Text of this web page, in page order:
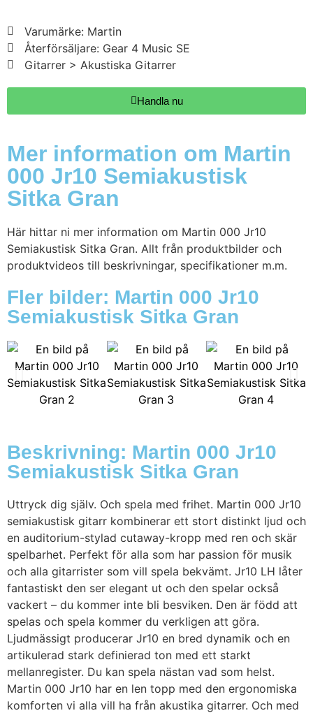
Varumärke: Martin
Återförsäljare: Gear 4 Music SE
Gitarrer > Akustiska Gitarrer
Handla nu
Mer information om Martin
000 Jr10 Semiakustisk
Sitka Gran
Här hittar ni mer information om Martin 000 Jr10
Semiakustisk Sitka Gran. Allt från produktbilder och
produktvideos till beskrivningar, specifikationer m.m.
Fler bilder: Martin 000 Jr10
Semiakustisk Sitka Gran
Beskrivning: Martin 000 Jr10
Semiakustisk Sitka Gran
Uttryck dig själv. Och spela med frihet. Martin 000 Jr10
semiakustisk gitarr kombinerar ett stort distinkt ljud och
en auditorium-stylad cutaway-kropp med ren och skär
spelbarhet. Perfekt för alla som har passion för musik
och alla gitarrister som vill spela bekvämt. Jr10 LH låter
fantastiskt den ser elegant ut och den spelar också
vackert – du kommer inte bli besviken. Den är född att
spelas och spela kommer du verkligen att göra.
Ljudmässigt producerar Jr10 en bred dynamik och en
artikulerad stark definierad ton med ett starkt
mellanregister. Du kan spela nästan vad som helst.
Martin 000 Jr10 har en len topp med den ergonomiska
komforten vi alla vill ha från akustika gitarrer. Och med